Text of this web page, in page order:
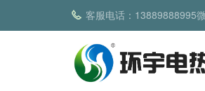
客服电话：13889888995